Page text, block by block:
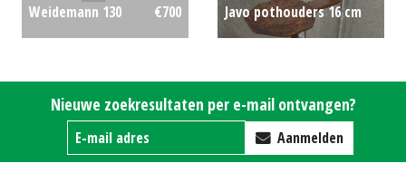
Weidemann 130 €700
Javo pothouders 16 cm
Nieuwe zoekresultaten per e-mail ontvangen?
Aanmelden